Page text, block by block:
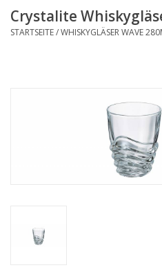
Karaffen
Crystalite
STARTSEITE/WHISKYGLÄSER WAVE